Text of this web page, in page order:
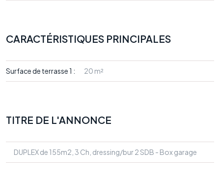
CARACTÉRISTIQUES PRINCIPALES
Surface de terrasse 1 : 20 m²
TITRE DE L'ANNONCE
DUPLEX de 155m2, 3 Ch, dressing/bur 2 SDB - Box garage